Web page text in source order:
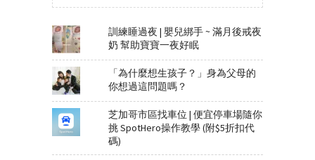
訓練睡過夜 | 嬰兒綁手 ~ 滿月後戒夜
奶 幫助寶寶一夜好眠
「為什麼想生孩子？」身為父母的
你想過這問題嗎？
芝加哥市區找車位 | 便宜停車場隨你
挑 SpotHero操作教學 (附$5折扣代
碼)